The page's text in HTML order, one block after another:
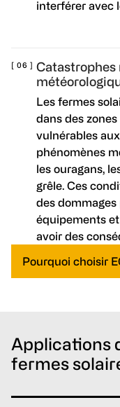
interférer avec
Les fermes
dans des
vulnérables
phénomènes
les ouragans,
grêle. Ces
des
équipements
avoir des
Pourquoi choisir
Applications
fermes